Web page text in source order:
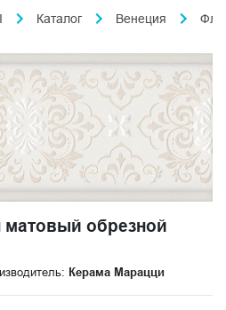
Каталог Венеция
обрезной
Керама Марацци